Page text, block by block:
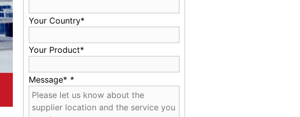
Your Country*
Your Product*
Message* *